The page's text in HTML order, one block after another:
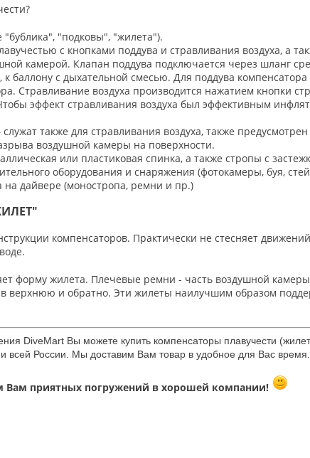
"подковы", "жилета").
с кнопками поддува и стравливания воздуха, а
камерой. Клапан поддува подключается через шланг
к баллону с дыхательной смесью. Для поддува
Стравливание воздуха производится нажатием кнопки
эффект стравливания воздуха был эффективным
также для стравливания воздуха, также
воздушной камеры на поверхности.
или пластиковая спинка, а также стропы с
оборудования и снаряжения (фотокамеры, буя,
на дайвере (моностропа, ремни и пр.)
компенсаторов. Практически не стесняет
форму жилета. Плечевые ремни - часть воздушной
верхнюю и обратно. Эти жилеты наилучшим образом
DiveMart Вы можете купить компенсаторы плавучести
всей России. Мы доставим Вам товар в удобное для Вас время.
Вам приятных погружений в хорошей компании!